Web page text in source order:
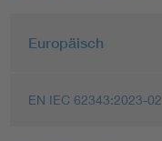
Europäisch
EN IEC 62343:2023-02